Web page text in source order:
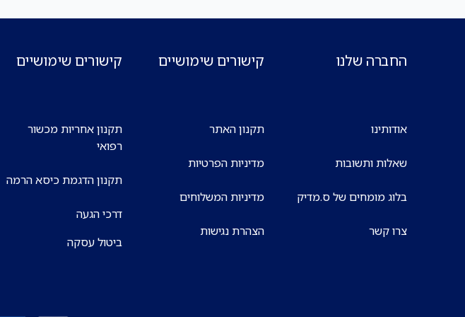
החברה שלנו
אודותינו
שאלות ותשובות
בלוג מומחים של ס.מדיק
צרו קשר
קישורים שימושיים
תקנון האתר
מדיניות הפרטיות
מדיניות המשלוחים
הצהרת נגישות
קישורים שימושיים
תקנון אחריות מכשור
רפואי
תקנון הדגמת כיסא הרמה
דרכי הגעה
ביטול עסקה